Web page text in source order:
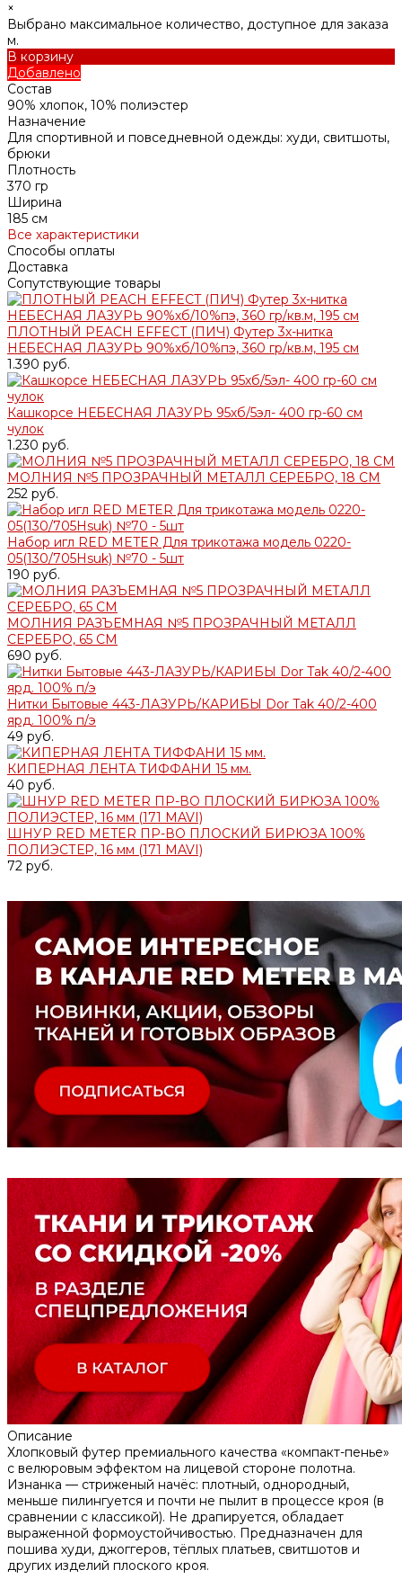
×
Выбрано максимальное количество, доступное для заказа
м.
В корзину
Добавлено
Состав
90% хлопок, 10% полиэстер
Назначение
Для спортивной и повседневной одежды: худи, свитшоты,
брюки
Плотность
370 гр
Ширина
185 см
Все характеристики
Способы оплаты
Доставка
Сопутствующие товары
ПЛОТНЫЙ PEACH EFFECT (ПИЧ) Футер 3х-нитка
НЕБЕСНАЯ ЛАЗУРЬ 90%хб/10%пэ, 360 гр/кв.м, 195 см
1.390 руб.
Кашкорсе НЕБЕСНАЯ ЛАЗУРЬ 95хб/5эл- 400 гр-60 см
чулок
1.230 руб.
МОЛНИЯ №5 ПРОЗРАЧНЫЙ МЕТАЛЛ СЕРЕБРО, 18 СМ
252 руб.
Набор игл RED METER Для трикотажа модель 0220-
05(130/705Нsuk) №70 - 5шт
190 руб.
МОЛНИЯ РАЗЪЕМНАЯ №5 ПРОЗРАЧНЫЙ МЕТАЛЛ
СЕРЕБРО, 65 СМ
690 руб.
Нитки Бытовые 443-ЛАЗУРЬ/КАРИБЫ Dor Tak 40/2-400
ярд. 100% п/э
49 руб.
КИПЕРНАЯ ЛЕНТА ТИФФАНИ 15 мм.
40 руб.
ШНУР RED METER ПР-ВО ПЛОСКИЙ БИРЮЗА 100%
ПОЛИЭСТЕР, 16 мм (171 MAVI)
72 руб.
Описание
Хлопковый футер премиального качества «компакт-пенье»
с велюровым эффектом на лицевой стороне полотна.
Изнанка — стриженый начёс: плотный, однородный,
меньше пилингуется и почти не пылит в процессе кроя (в
сравнении с классикой). Не драпируется, обладает
выраженной формоустойчивостью. Предназначен для
пошива худи, джоггеров, тёплых платьев, свитшотов и
других изделий плоского кроя.